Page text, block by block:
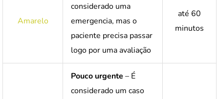
Amarelo
considerado uma
emergencia, mas o
paciente precisa passar
logo por uma avaliação
até 60
minutos
Pouco urgente – É
considerado um caso